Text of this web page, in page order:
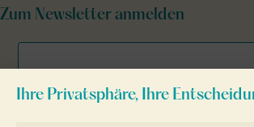
Zum Newsletter anmelden